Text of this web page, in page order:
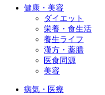
健康・美容
ダイエット
栄養・食生活
養生ライフ
漢方・薬膳
医食同源
美容
病気・医療